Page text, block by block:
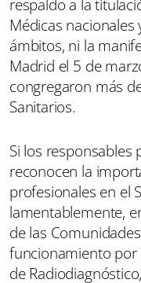
respaldo a la
Médicas
ámbitos, ni la
Madrid el 5 de
congregaron más
Sanitarios.
Si los responsables
reconocen la
profesionales en el
lamentablemente,
de las
funcionamiento por
de